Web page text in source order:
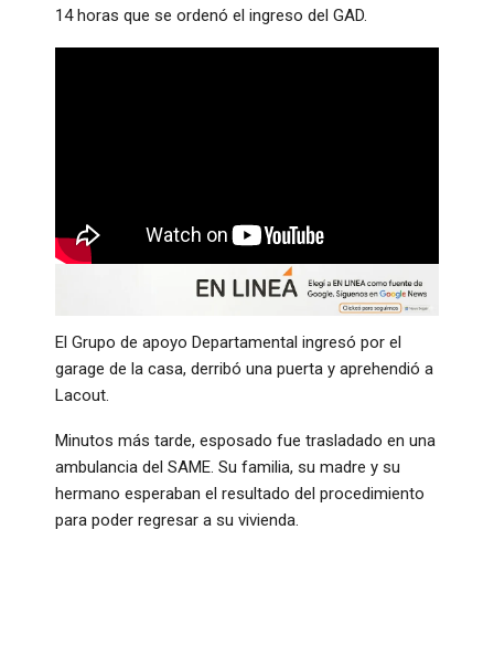
14 horas que se ordenó el ingreso del GAD.
El Grupo de apoyo Departamental ingresó por el
garage de la casa, derribó una puerta y aprehendió a
Lacout.
Minutos más tarde, esposado fue trasladado en una
ambulancia del SAME. Su familia, su madre y su
hermano esperaban el resultado del procedimiento
para poder regresar a su vivienda.